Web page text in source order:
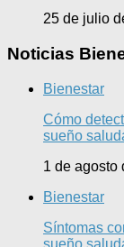
25 de julio
Noticias
Bienestar
Cómo
sueño
1 de agosto
Bienestar
Síntomas
sueño